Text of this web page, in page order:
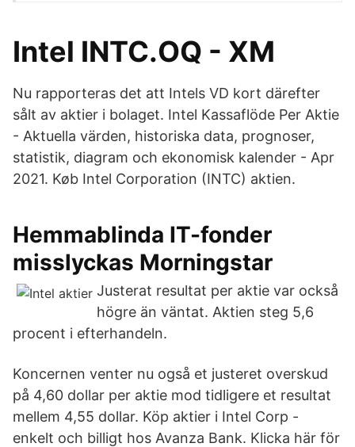
Intel INTC.OQ - XM
Nu rapporteras det att Intels VD kort därefter
sålt av aktier i bolaget. Intel Kassaflöde Per Aktie
- Aktuella värden, historiska data, prognoser,
statistik, diagram och ekonomisk kalender - Apr
2021. Køb Intel Corporation (INTC) aktien.
Hemmablinda IT-fonder
misslyckas Morningstar
Justerat resultat per aktie var också
högre än väntat. Aktien steg 5,6
procent i efterhandeln.
Koncernen venter nu også et justeret overskud
på 4,60 dollar per aktie mod tidligere et resultat
mellem 4,55 dollar. Köp aktier i Intel Corp -
enkelt och billigt hos Avanza Bank. Klicka här för